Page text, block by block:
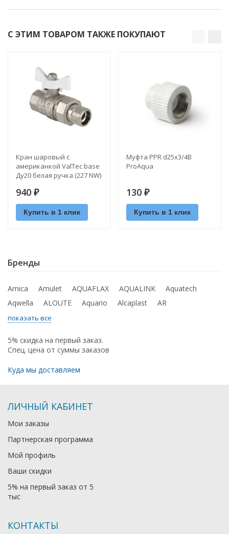
С ЭТИМ ТОВАРОМ ТАКЖЕ ПОКУПАЮТ
Кран шаровый с
американкой ValTec base
Ду20 белая ручка (227 NW)
940 ₽
Купить в 1 клик
Муфта PPR d25х3/4В
ProAquа
130 ₽
Купить в 1 клик
Бренды
Amica Amulet AQUAFLAX AQUALINK
Aquatech
Aqwella
ALOUTE Aquario Alcaplast AR
показать все
5% скидка на первый заказ.
Спец. цена от суммы заказов
Куда мы доставляем
ЛИЧНЫЙ КАБИНЕТ
Мои заказы
Партнерская программа
Мой профиль
Ваши скидки
5% на первый заказ от 5
тыс
КОНТАКТЫ